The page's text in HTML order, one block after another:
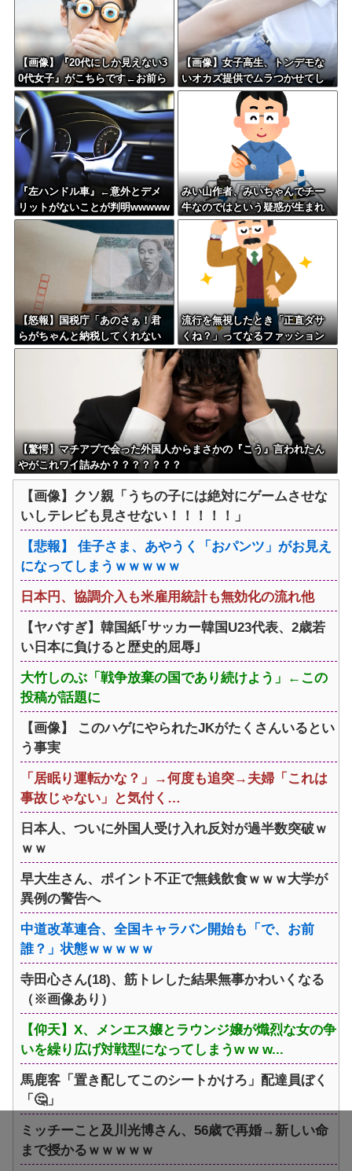
【画像】『20代にしか見えない3
0代女子』がこちらです←お前ら
から見てどう？？？？？？？
【画像】女子高生、トンデモな
いオカズ提供でムラつかせてし
まうwww
『左ハンドル車』←意外とデメ
リットがないことが判明wwwww
ww
みい山作者、みいちゃんでチー
牛なのではという疑惑が生まれ
るｗｗｗｗｗｗｗ
【怒報】国税庁「あのさぁ！君
らがちゃんと納税してくれない
とこうなっちゃうけどどうす
る？！」←これw w w w w w w
流行を無視したとき「正直ダサ
くね？」ってなるファッション
上げてけ
【驚愕】マチアプで会った外国人からまさかの『こう』言われたん
やがこれワイ詰みか？？？？？？？
【画像】クソ親「うちの子には絶対にゲームさせな
いしテレビも見させない！！！！！」
【悲報】 佳子さま、あやうく「おパンツ」がお見え
になってしまうｗｗｗｗｗ
日本円、協調介入も米雇用統計も無効化の流れ他
【ヤバすぎ】韓国紙｢サッカー韓国U23代表、2歳若
い日本に負けると歴史的屈辱｣
大竹しのぶ「戦争放棄の国であり続けよう」←この
投稿が話題に
【画像】 このハゲにやられたJKがたくさんいるとい
う事実
「居眠り運転かな？」→何度も追突→夫婦「これは
事故じゃない」と気付く…
日本人、ついに外国人受け入れ反対が過半数突破ｗ
ｗｗ
早大生さん、ポイント不正で無銭飲食ｗｗｗ大学が
異例の警告へ
中道改革連合、全国キャラバン開始も「で、お前
誰？」状態ｗｗｗｗｗ
寺田心さん(18)、筋トレした結果無事かわいくなる
（※画像あり）
【仰天】X、メンエス嬢とラウンジ嬢が熾烈な女の争
いを繰り広げ対戦型になってしまうw w w...
馬鹿客「置き配してこのシートかけろ」配達員ぼく
「🤔」
ミッチーこと及川光博さん、56歳で再婚→新しい命
まで授かるｗｗｗｗｗ